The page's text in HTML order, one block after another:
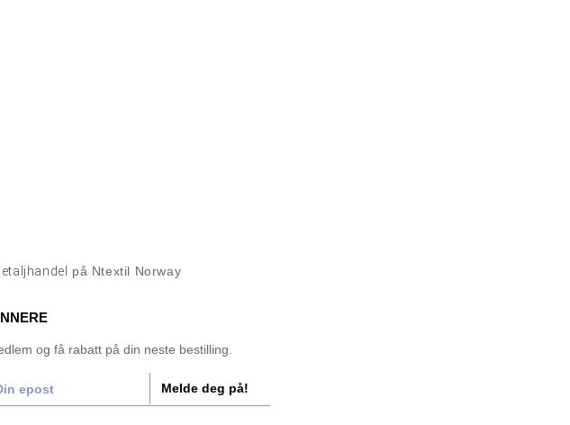
på Ntextil Norway
og få rabatt på din neste bestilling.
Melde deg på!